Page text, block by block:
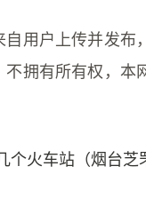
自用户上传并发布
不拥有所有权，本
个火车站（烟台芝